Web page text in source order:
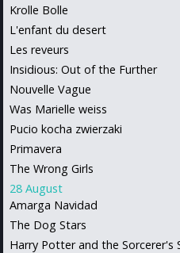
Krolle Bolle
L'enfant du desert
Les reveurs
Insidious: Out of the Further
Nouvelle Vague
Was Marielle weiss
Pucio kocha zwierzaki
Primavera
The Wrong Girls
28 August
Amarga Navidad
The Dog Stars
Harry Potter and the Sorcerer's